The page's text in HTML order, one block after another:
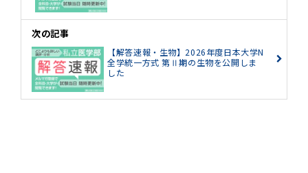
次の記事
【解答速報・生物】2026年度日本大学N
全学統一方式 第Ⅱ期の生物を公開しま
した